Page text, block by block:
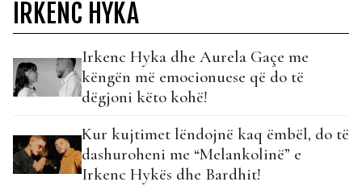
IRKENC HYKA
Irkenc Hyka dhe Aurela Gaçe me
këngën më emocionuese që do të
dëgjoni këto kohë!
Kur kujtimet lëndojnë kaq ëmbël, do të
dashuroheni me “Melankolinë” e
Irkenc Hykës dhe Bardhit!